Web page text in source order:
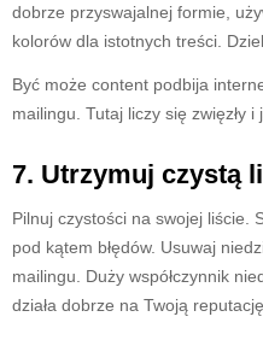
dobrze przyswajalnej formie,
kolorów dla istotnych treści.
Być może content podbija
mailingu. Tutaj liczy się zwięzły i
7. Utrzymuj czystą
Pilnuj czystości na swojej liście.
pod kątem błędów. Usuwaj
mailingu. Duży współczynnik
działa dobrze na Twoją reputację.